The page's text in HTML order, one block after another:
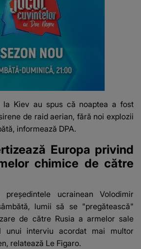
la Kiev au spus că noaptea a fost
de raid aerian, fără noi explozii
informează DPA.
Europa privind
chimice de către
ucrainean Volodimir
lumii să se "pregătească"
de către Rusia a armelor sale
unui interviu acordat mai multor
relatează Le Figaro.